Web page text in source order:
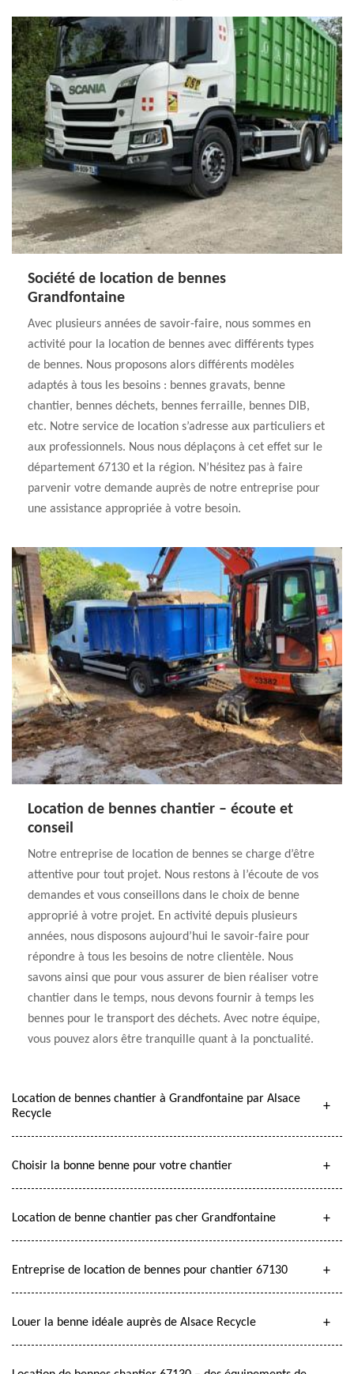
Société de location de bennes
Grandfontaine
Avec plusieurs années de savoir-faire, nous sommes en
activité pour la location de bennes avec différents types
de bennes. Nous proposons alors différents modèles
adaptés à tous les besoins : bennes gravats, benne
chantier, bennes déchets, bennes ferraille, bennes DIB,
etc. Notre service de location s’adresse aux particuliers et
aux professionnels. Nous nous déplaçons à cet effet sur le
département 67130 et la région. N’hésitez pas à faire
parvenir votre demande auprès de notre entreprise pour
une assistance appropriée à votre besoin.
Location de bennes chantier – écoute et
conseil
Notre entreprise de location de bennes se charge d’être
attentive pour tout projet. Nous restons à l’écoute de vos
demandes et vous conseillons dans le choix de benne
approprié à votre projet. En activité depuis plusieurs
années, nous disposons aujourd’hui le savoir-faire pour
répondre à tous les besoins de notre clientèle. Nous
savons ainsi que pour vous assurer de bien réaliser votre
chantier dans le temps, nous devons fournir à temps les
bennes pour le transport des déchets. Avec notre équipe,
vous pouvez alors être tranquille quant à la ponctualité.
Location de bennes chantier à Grandfontaine par Alsace
Recycle
Choisir la bonne benne pour votre chantier
Location de benne chantier pas cher Grandfontaine
Entreprise de location de bennes pour chantier 67130
Louer la benne idéale auprès de Alsace Recycle